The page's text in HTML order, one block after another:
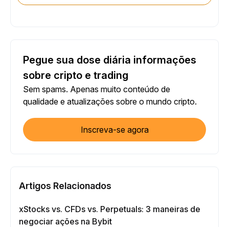
Pegue sua dose diária informações
sobre cripto e trading
Sem spams. Apenas muito conteúdo de
qualidade e atualizações sobre o mundo cripto.
Inscreva-se agora
Artigos Relacionados
xStocks vs. CFDs vs. Perpetuals: 3 maneiras de
negociar ações na Bybit